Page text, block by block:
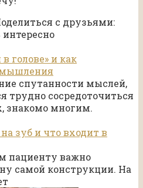
с друзьями:
голове» и как
мышления
спутанности мыслей,
трудно сосредоточиться
знакомо многим.
зуб и что входит в
пациенту важно
самой конструкции. На